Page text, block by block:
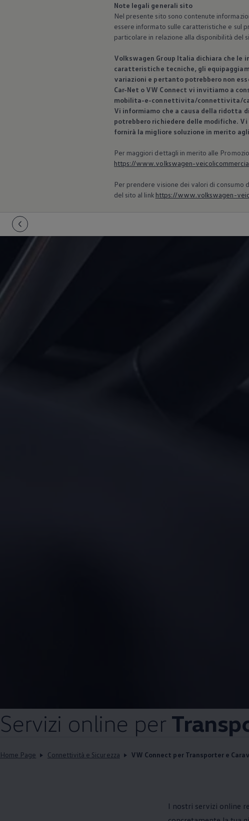
Servizi online per
Home Page Connettività e Sicurezza VW Connect per Transporter e
I nostri servizi online
Note legali generali sito
Nel presente sito sono contenute
essere informato sulle caratteristiche e sul
particolare in relazione alla disponibilità del
Volkswagen Group Italia dichiara che le
caratteristiche tecniche, gli
variazioni e pertanto potrebbero non
Car-Net o VW Connect vi invitiamo a
mobilita-e-connettivita/connettivita/
Vi informiamo che a causa della ridotta
potrebbero richiedere delle modifiche.
fornirà la migliore soluzione in merito
Per maggiori dettagli in merito alle
https://www.volkswagen-
Per prendere visione dei valori di consumo
del sito al link https://www.volkswagen-